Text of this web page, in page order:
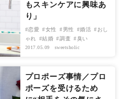
もスキンケアに興味あ
り」
恋愛 女性 男性 婚活
おし
ゃれ
結婚 調査 臭い
2017.05.09 sweetsholic
プロポーズ事情／プロ
ポーズを受けるため